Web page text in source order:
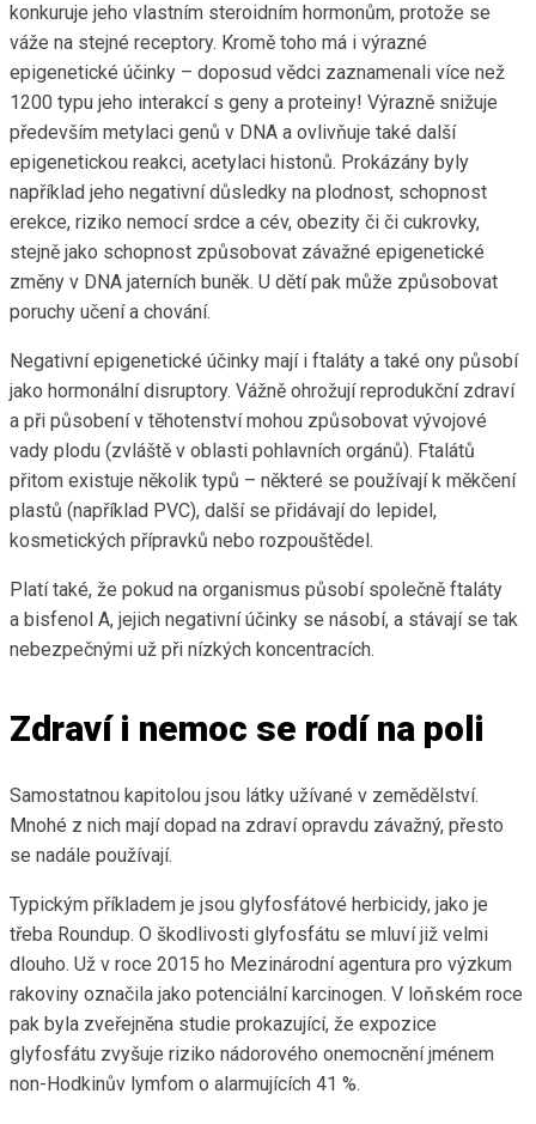
konkuruje jeho vlastním steroidním hormonům, protože se
váže na stejné receptory. Kromě toho má i výrazné
epigenetické účinky – doposud vědci zaznamenali více než
1200 typu jeho interakcí s geny a proteiny! Výrazně snižuje
především metylaci genů v DNA a ovlivňuje také další
epigenetickou reakci, acetylaci histonů. Prokázány byly
například jeho negativní důsledky na plodnost, schopnost
erekce, riziko nemocí srdce a cév, obezity či či cukrovky,
stejně jako schopnost způsobovat závažné epigenetické
změny v DNA jaterních buněk. U dětí pak může způsobovat
poruchy učení a chování.
Negativní epigenetické účinky mají i ftaláty a také ony působí
jako hormonální disruptory. Vážně ohrožují reprodukční zdraví
a při působení v těhotenství mohou způsobovat vývojové
vady plodu (zvláště v oblasti pohlavních orgánů). Ftalátů
přitom existuje několik typů – některé se používají k měkčení
plastů (například PVC), další se přidávají do lepidel,
kosmetických přípravků nebo rozpouštědel.
Platí také, že pokud na organismus působí společně ftaláty
a bisfenol A, jejich negativní účinky se násobí, a stávají se tak
nebezpečnými už při nízkých koncentracích.
Zdraví i nemoc se rodí na poli
Samostatnou kapitolou jsou látky užívané v zemědělství.
Mnohé z nich mají dopad na zdraví opravdu závažný, přesto
se nadále používají.
Typickým příkladem je jsou glyfosfátové herbicidy, jako je
třeba Roundup. O škodlivosti glyfosfátu se mluví již velmi
dlouho. Už v roce 2015 ho Mezinárodní agentura pro výzkum
rakoviny označila jako potenciální karcinogen. V loňském roce
pak byla zveřejněna studie prokazující, že expozice
glyfosfátu zvyšuje riziko nádorového onemocnění jménem
non-Hodkinův lymfom o alarmujících 41 %.